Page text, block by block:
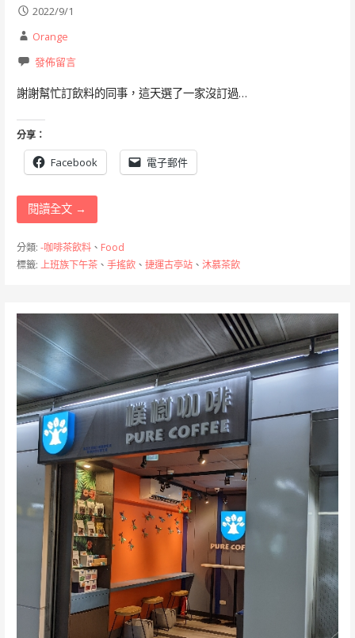
2022/9/1
Orange
發佈留言
謝謝幫忙訂飲料的同事，這天選了一家沒訂過…
分享：
Facebook 電子郵件
閱讀全文 →
分類: -咖啡茶飲料、 Food
標籤: 上班族下午茶、 手搖飲、 捷運古亭站、 沐慕茶飲